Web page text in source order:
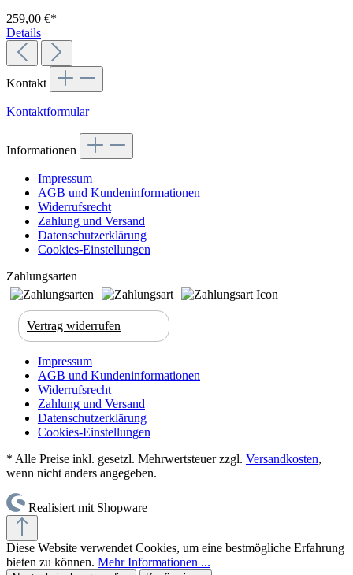
259,00 €*
Details
Kontakt
Kontaktformular
Informationen
Impressum
AGB und Kundeninformationen
Widerrufsrecht
Zahlung und Versand
Datenschutzerklärung
Cookies-Einstellungen
Zahlungsarten
Vertrag widerrufen
Impressum
AGB und Kundeninformationen
Widerrufsrecht
Zahlung und Versand
Datenschutzerklärung
Cookies-Einstellungen
* Alle Preise inkl. gesetzl. Mehrwertsteuer zzgl. Versandkosten,
wenn nicht anders angegeben.
Realisiert mit Shopware
Diese Website verwendet Cookies, um eine bestmögliche Erfahrung
bieten zu können. Mehr Informationen ...